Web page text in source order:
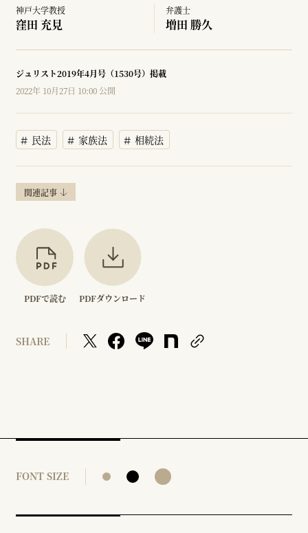
神戸大学教授
窪田 充見
弁護士
増田 勝久
ジュリスト2019年4月号（1530号）掲載
2022年 10月27日 10:00 公開
民法 家族法 相続法
関連記事
PDFで読む PDFダウンロード
SHARE
FONT SIZE